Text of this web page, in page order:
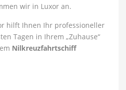
wir in Luxor an.
hilft Ihnen Ihr professioneller
Tagen in Ihrem „Zuhause“
Nilkreuzfahrtschiff